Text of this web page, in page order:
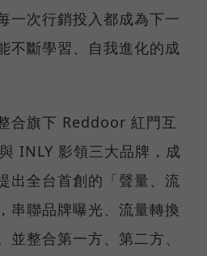
一次行銷投入都成為下一
不斷學習、自我進化的成
合旗下 Reddoor 紅門互
INLY 影領三大品牌，成
出全台首創的「聲量、流
串聯品牌曝光、流量轉換
並整合第一方、第二方、